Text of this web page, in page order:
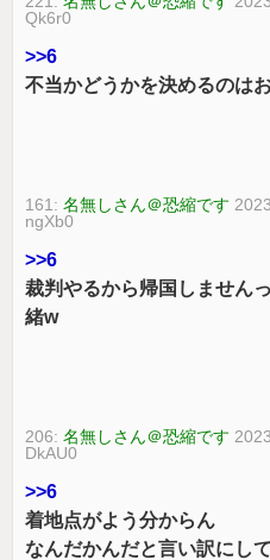
Qk6r0
>>6
不当かどうかを決めるのは
161:名無しさん＠恐縮です
ngXb0
>>6
裁判やるから帰国しません
緒w
206:名無しさん＠恐縮です
DkAU0
>>6
着地点がよう分からん
なんだかんだと言い訳にし